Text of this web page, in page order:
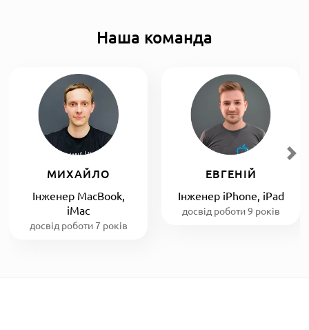
Наша команда
МИХАЙЛО
Інженер MacBook,
iMac
досвід роботи 7 років
ЕВГЕНІЙ
Інженер iPhone, iPad
досвід роботи 9 років